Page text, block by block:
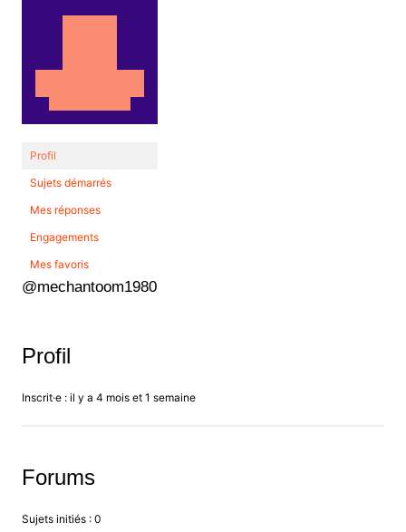
Profil
Sujets démarrés
Mes réponses
Engagements
Mes favoris
@mechantoom1980
Profil
Inscrit·e : il y a 4 mois et 1 semaine
Forums
Sujets initiés : 0